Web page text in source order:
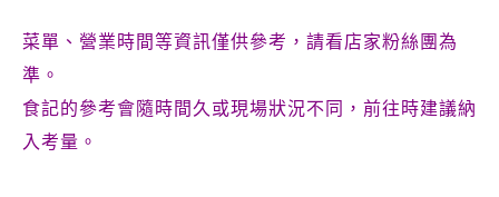
菜單、營業時間等資訊僅供參考，請看店家粉絲團為
準。
食記的參考會隨時間久或現場狀況不同，前往時建議納
入考量。